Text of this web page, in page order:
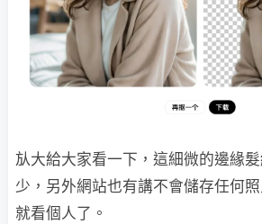
㫃大給大家看一下，這細微的邊緣
少，另外網站也有講不會儲存任何
就看個人了。